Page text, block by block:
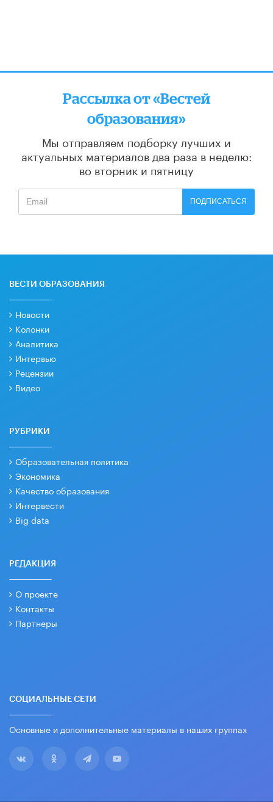
Рассылка от «Вестей
образования»
Мы отправляем подборку лучших и
актуальных материалов два раза в неделю:
во вторник и пятницу
ПОДПИСАТЬСЯ
ВЕСТИ ОБРАЗОВАНИЯ
Новости
Колонки
Аналитика
Интервью
Рецензии
Видео
РУБРИКИ
Образовательная политика
Экономика
Качество образования
Интервести
Big data
РЕДАКЦИЯ
О проекте
Контакты
Партнеры
СОЦИАЛЬНЫЕ СЕТИ
Основные и дополнительные материалы в наших группах